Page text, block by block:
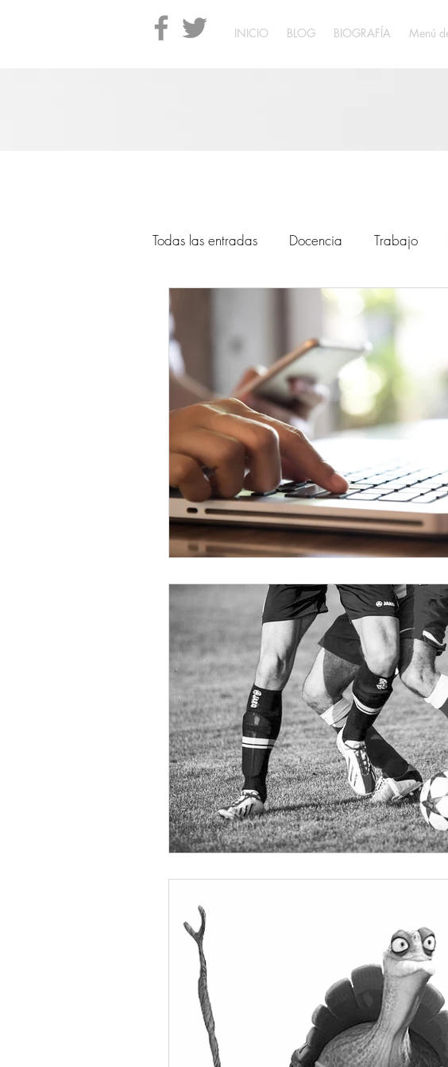
INICIO BLOG BIOGRAFÍA Menú
Todas las entradas Docencia Trabajo
derechos humanos